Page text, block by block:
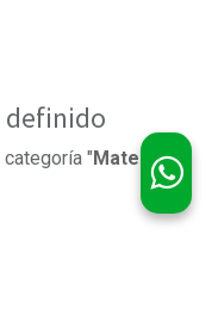
definido
" Material".